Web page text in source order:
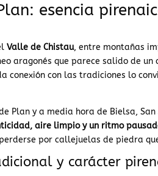
esencia
Valle de Chistau, entre montañas
aragonés que parece salido de
conexión con las tradiciones lo
Plan y a media hora de Bielsa,
aire limpio y un ritmo
por callejuelas de piedra
y carácter